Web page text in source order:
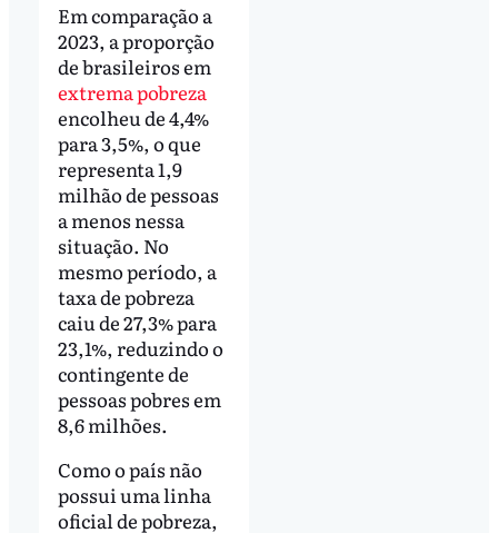
Em comparação a
2023, a proporção
de brasileiros em
extrema pobreza
encolheu de 4,4%
para 3,5%, o que
representa 1,9
milhão de pessoas
a menos nessa
situação. No
mesmo período, a
taxa de pobreza
caiu de 27,3% para
23,1%, reduzindo o
contingente de
pessoas pobres em
8,6 milhões.
Como o país não
possui uma linha
oficial de pobreza,